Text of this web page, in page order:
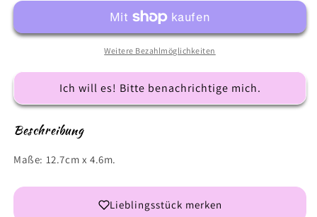
Weitere Bezahlmöglichkeiten
Ich will es! Bitte benachrichtige mich.
Beschreibung
Maße: 12.7cm x 4.6m.
Lieblingsstück merken